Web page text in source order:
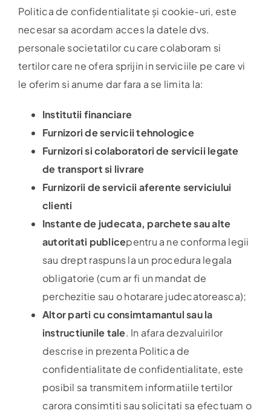
Politica de confidentialitate și cookie-uri, este
necesar sa acordam acces la datele dvs.
personale societatilor cu care colaboram si
tertilor care ne ofera sprijin in serviciile pe care vi
le oferim si anume dar fara a se limita la:
Institutii financiare
Furnizori de servicii tehnologice
Furnizori si colaboratori de servicii legate
de transport si livrare
Furnizorii de servicii aferente serviciului
clienti
Instante de judecata, parchete sau alte
autoritati publicepentru a ne conforma legii
sau drept raspuns la un procedura legala
obligatorie (cum ar fi un mandat de
perchezitie sau o hotarare judecatoreasca);
Altor parti cu consimtamantul sau la
instructiunile tale. In afara dezvaluirilor
descrise in prezenta Politica de
confidentialitate de confidentialitate, este
posibil sa transmitem informatiile tertilor
carora consimtiti sau solicitati sa efectuam o